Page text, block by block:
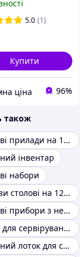
3DF
5.0 (1)
Купити
ціна 96%
також
Столові прилади на 12 персон
інвентар
набори
Сервізи столові на 12 персон
Столові прибори з нержавіючої сталі
Посуд для сервірування
Кухонний лоток для столових приладів